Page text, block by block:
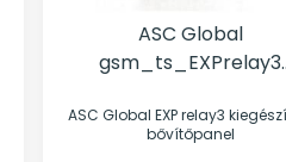
ASC Global
gsm_ts_EXPrelay3
ASC Global EXP relay3 kiegészítő -
bővítőpanel